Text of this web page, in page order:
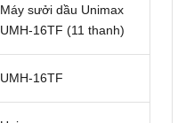
Máy sưởi dầu Unimax
UMH-16TF (11 thanh)
UMH-16TF